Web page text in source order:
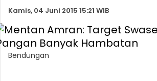
Kamis, 04 Juni 2015 15:21 WIB
Bendungan